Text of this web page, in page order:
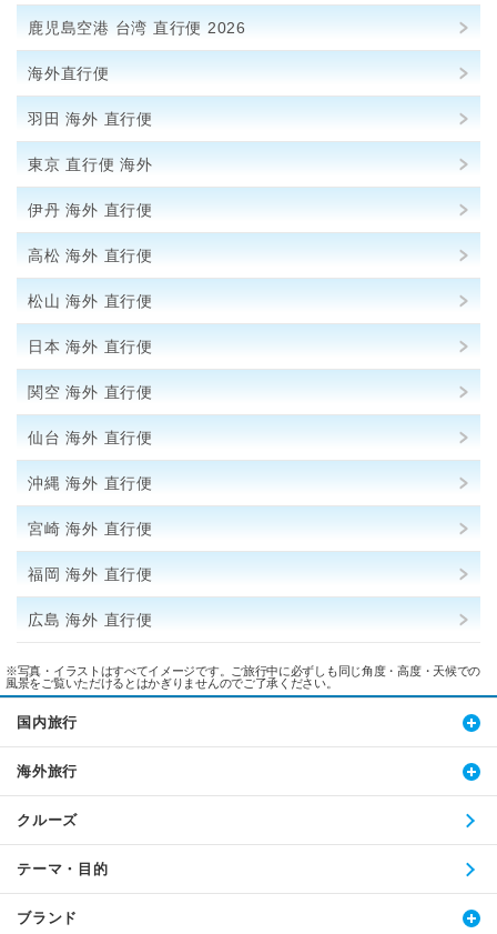
鹿児島空港 台湾 直行便 2026
海外直行便
羽田 海外 直行便
東京 直行便 海外
伊丹 海外 直行便
高松 海外 直行便
松山 海外 直行便
日本 海外 直行便
関空 海外 直行便
仙台 海外 直行便
沖縄 海外 直行便
宮崎 海外 直行便
福岡 海外 直行便
広島 海外 直行便
※写真・イラストはすべてイメージです。ご旅行中に必ずしも同じ角度・高度・天候での
風景をご覧いただけるとはかぎりませんのでご了承ください。
国内旅行
海外旅行
クルーズ
テーマ・目的
ブランド